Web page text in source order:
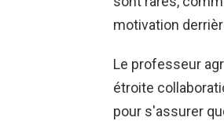
motivation
Le professeur
étroite
pour s'assurer